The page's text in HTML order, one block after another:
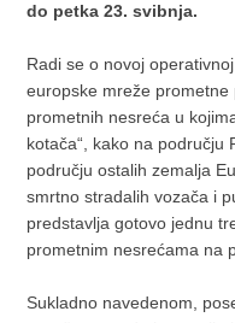
do petka 23. svibnja.
Radi se o novoj
europske mreže
prometnih nesreća u
kotača“, kako na području
području ostalih zemalja
smrtno stradalih vozača i
predstavlja gotovo jednu
prometnim nesrećama na
Sukladno navedenom,